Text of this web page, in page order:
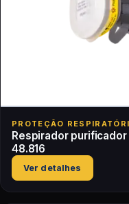
PROTEÇÃO
Respirador
48.816
Ver detalhes